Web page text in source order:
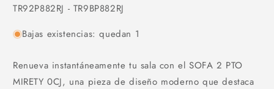
SKU:
TR92P882RJ - TR9BP882RJ
Bajas existencias: quedan 1
Renueva instantáneamente tu sala con el SOFA 2 PTO
MIRETY 0CJ, una pieza de diseño moderno que destaca